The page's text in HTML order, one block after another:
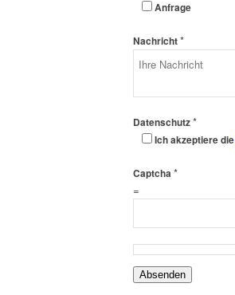
Anfrage
Nachricht*
Datenschutz*
Ich akzeptiere die
Captcha *
=
Absenden